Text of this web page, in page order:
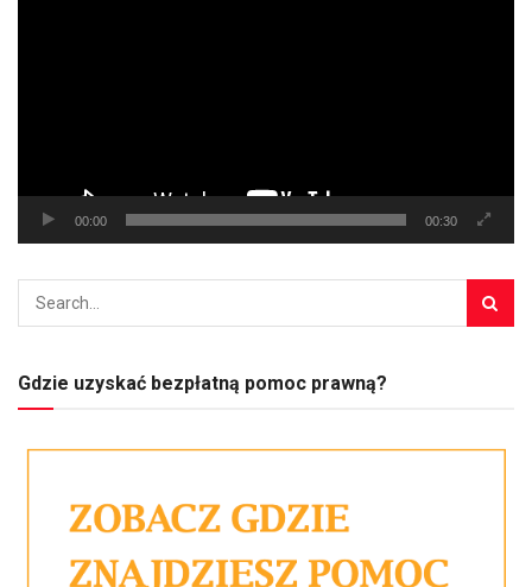
00:00 00:30
Gdzie uzyskać bezpłatną pomoc prawną?